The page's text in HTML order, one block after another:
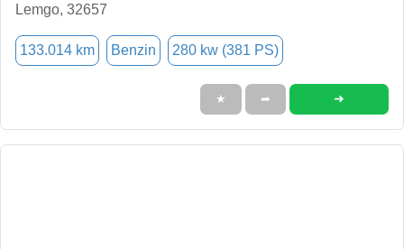
Lemgo, 32657
133.014 km Benzin 280 kw (381 PS)
★ ➦ ➜